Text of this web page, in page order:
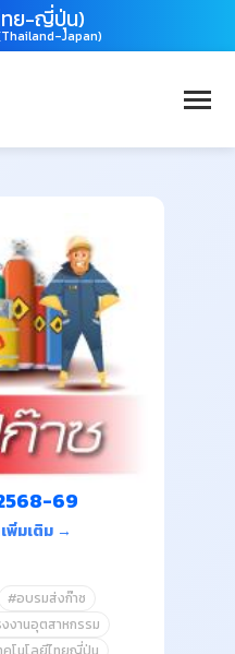
ทย-ญี่ปุ่น)
Japan)
69
พิ่มเติม →
#อบรมส่งก๊าซ
งานอุตสาหกรรม